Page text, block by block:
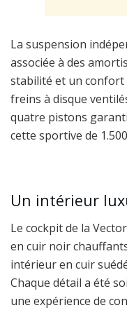
La suspension
associée à des
stabilité et un confort
freins à disque
quatre pistons
cette sportive de
Un intérieur
Le cockpit de la
en cuir noir
intérieur en cuir
Chaque détail a été
une expérience de